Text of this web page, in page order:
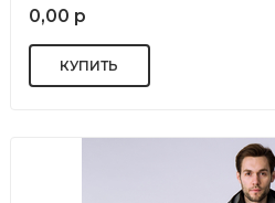
0,00 р